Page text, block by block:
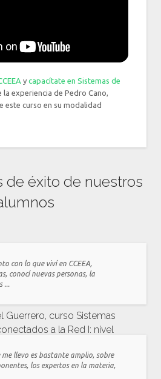
y capacítate en Sistemas de
la experiencia de Pedro Cano,
este curso en su modalidad
de éxito de nuestros
con lo que viví en CCEEA,
conocí nuevas personas, la
...
Guerrero, curso Sistemas
a la Red I: nivel
llevo es bastante amplio, sobre
los expertos en la materia,